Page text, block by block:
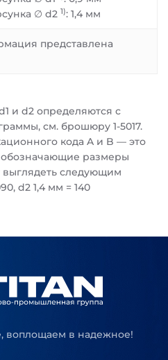
∅ d2 1): 1,4 мм
представлена
и d2 определяются с
см. брошюру 1-5017.
кода A и B — это
размеры
следующим
d2 1,4 мм = 140
воплощаем в надежное!